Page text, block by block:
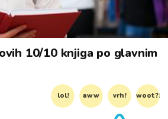
10/10 knjiga po glavnim
lol! aww vrh! woot?!